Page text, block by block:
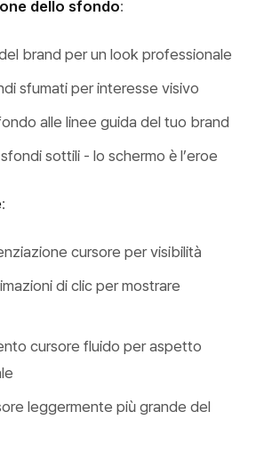
dello sfondo:
brand per un look professionale
sfumati per interesse visivo
alle linee guida del tuo brand
sottili - lo schermo è l’eroe
:
cursore per visibilità
di clic per mostrare
cursore fluido per aspetto
leggermente più grande del